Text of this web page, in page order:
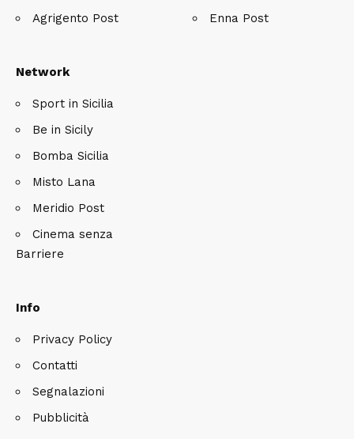
Agrigento Post
Enna Post
Network
Sport in Sicilia
Be in Sicily
Bomba Sicilia
Misto Lana
Meridio Post
Cinema senza
Barriere
Info
Privacy Policy
Contatti
Segnalazioni
Pubblicità